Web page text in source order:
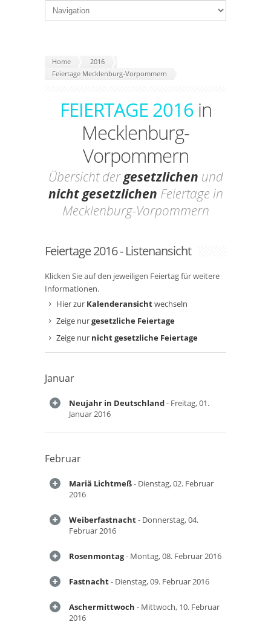
Home
2016
Feiertage Mecklenburg-Vorpommern
FEIERTAGE 2016in
Mecklenburg-
Vorpommern
Übersicht dergesetzlichen und
nicht gesetzlichen Feiertage in
Mecklenburg-Vorpommern
Feiertage 2016 - Listenansicht
Klicken Sie auf den jeweiligen Feiertag für weitere
Informationen.
Hier zur Kalenderansichtwechseln
Zeige nurgesetzliche Feiertage
Zeige nur nicht gesetzliche Feiertage
Januar
Neujahr in Deutschland- Freitag, 01.
Januar 2016
Februar
Mariä Lichtmeß- Dienstag, 02. Februar
2016
Weiberfastnacht- Donnerstag, 04.
Februar 2016
Rosenmontag- Montag, 08. Februar 2016
Fastnacht- Dienstag, 09. Februar 2016
Aschermittwoch - Mittwoch, 10. Februar
2016